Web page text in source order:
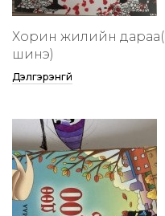
Хорин жилийн дараа(
шинэ)
Дэлгэрэнгүй